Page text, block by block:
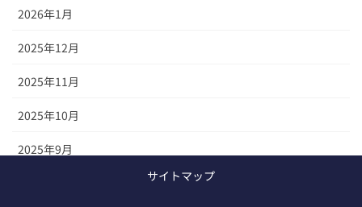
2026年1月
2025年12月
2025年11月
2025年10月
2025年9月
サイトマップ